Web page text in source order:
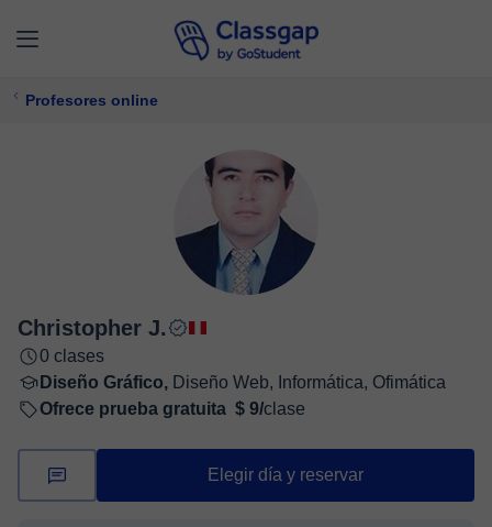
Profesores online
Christopher J.
0 clases
Diseño Gráfico, Diseño Web, Informática, Ofimática
Ofrece prueba gratuita $ 9/clase
Elegir día y reservar